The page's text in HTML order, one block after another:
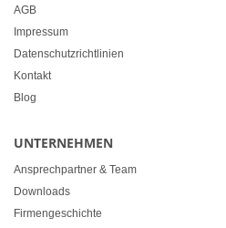
AGB
Impressum
Datenschutzrichtlinien
Kontakt
Blog
UNTERNEHMEN
Ansprechpartner & Team
Downloads
Firmengeschichte